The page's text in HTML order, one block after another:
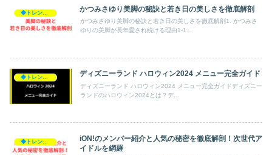
かつみさゆり美脚の秘訣と若き日の美しさを徹底解剖
かつみさゆり美脚の秘訣と若き日の美しさを徹底解剖1. かつみさ
ゆりの美脚が長年愛され続ける理由1-1...
ディズニーランド ハロウィン2024 メニュー完全ガイド
ディズニーランド ハロウィン2024 メニュー完全ガイドディズニー
ランドのハロウィン2024とは？デ...
iON!のメンバー紹介と人気の秘密を徹底解剖！次世代ア
イドルを網羅